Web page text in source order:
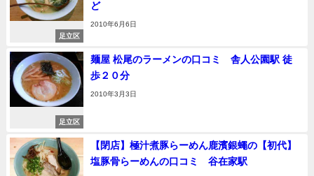
足立区
ど
2010年6月6日
足立区
麺屋 松尾のラーメンの口コミ 舎人公園駅 徒
歩２０分
2010年3月3日
【閉店】極汁煮豚らーめん鹿濱銀蠅の【初代】
塩豚骨らーめんの口コミ 谷在家駅